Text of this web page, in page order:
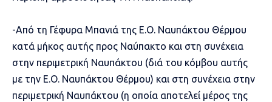
-Από τη Γέφυρα Μπανιά της Ε.Ο. Ναυπάκτου Θέρμου
κατά μήκος αυτής προς Ναύπακτο και στη συνέχεια
στην περιμετρική Ναυπάκτου (διά του κόμβου αυτής
με την Ε.Ο. Ναυπάκτου Θέρμου) και στη συνέχεια στην
περιμετρική Ναυπάκτου (η οποία αποτελεί μέρος της